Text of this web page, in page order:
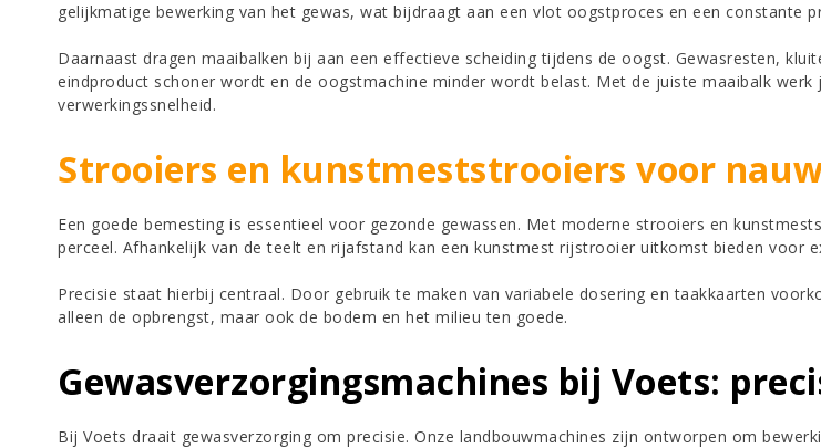
gelijkmatige bewerking van het gewas, wat bijdraagt aan een vlot oogstproces en een constante
Daarnaast dragen maaibalken bij aan een effectieve scheiding tijdens de oogst. Gewasresten,
eindproduct schoner wordt en de oogstmachine minder wordt belast. Met de juiste maaibalk
verwerkingssnelheid.
Strooiers en kunstmeststrooiers voor
Een goede bemesting is essentieel voor gezonde gewassen. Met moderne strooiers en
perceel. Afhankelijk van de teelt en rijafstand kan een kunstmest rijstrooier uitkomst bieden voor
Precisie staat hierbij centraal. Door gebruik te maken van variabele dosering en taakkaarten
alleen de opbrengst, maar ook de bodem en het milieu ten goede.
Gewasverzorgingsmachines bij Voets:
Bij Voets draait gewasverzorging om precisie. Onze landbouwmachines zijn ontworpen om